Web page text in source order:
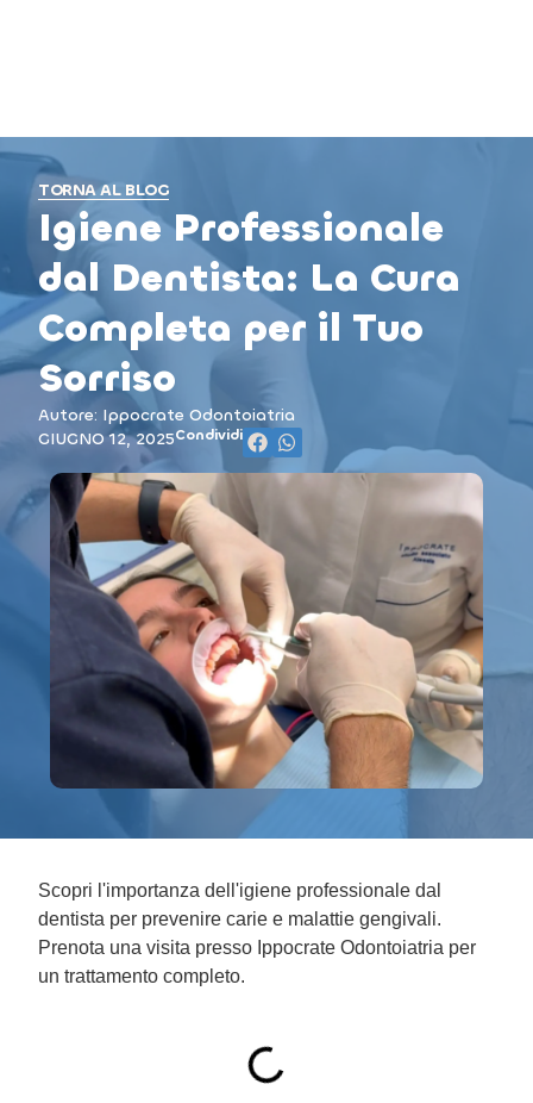
TORNA AL BLOG
Igiene Professionale
dal Dentista: La Cura
Completa per il Tuo
Sorriso
Autore: Ippocrate Odontoiatria
GIUGNO 12, 2025Condividi
Scopri l'importanza dell'igiene professionale dal
dentista per prevenire carie e malattie gengivali.
Prenota una visita presso Ippocrate Odontoiatria per
un trattamento completo.